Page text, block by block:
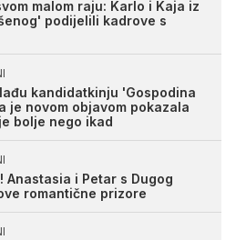
malom raju: Karlo i Kaja iz
podijelili kadrove s
kandidatkinju 'Gospodina
je novom objavom pokazala
bolje nego ikad
Anastasia i Petar s Dugog
romantične prizore